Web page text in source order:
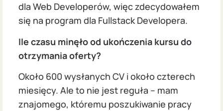
dla Web Developerów, więc zdecydowałem
się na program dla Fullstack Developera.
Ile czasu minęło od ukończenia kursu do
otrzymania oferty?
Około 600 wysłanych CV i około czterech
miesięcy. Ale to nie jest reguła – mam
znajomego, któremu poszukiwanie pracy